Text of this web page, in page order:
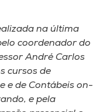
na última
coordenador do
André Carlos
cursos de
e de Contábeis on-
e pela